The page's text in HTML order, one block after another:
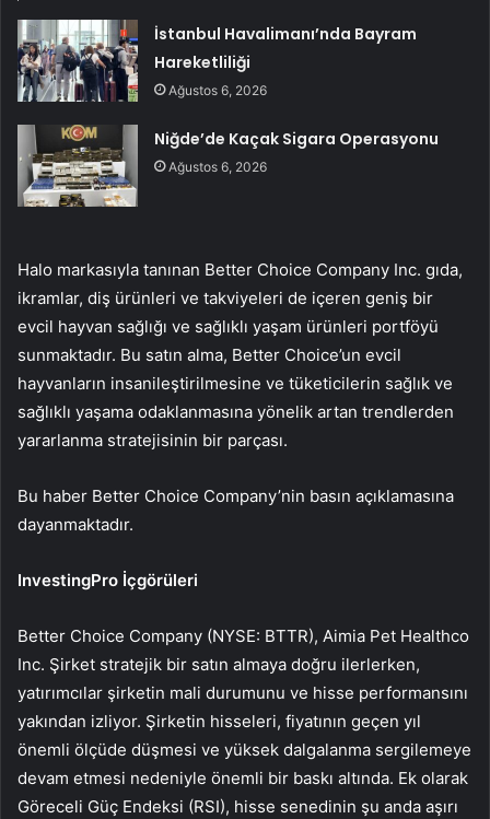
İstanbul Havalimanı’nda Bayram
Hareketliliği
Ağustos 6, 2026
Niğde’de Kaçak Sigara Operasyonu
Ağustos 6, 2026
Halo markasıyla tanınan Better Choice Company Inc. gıda,
ikramlar, diş ürünleri ve takviyeleri de içeren geniş bir
evcil hayvan sağlığı ve sağlıklı yaşam ürünleri portföyü
sunmaktadır. Bu satın alma, Better Choice’un evcil
hayvanların insanileştirilmesine ve tüketicilerin sağlık ve
sağlıklı yaşama odaklanmasına yönelik artan trendlerden
yararlanma stratejisinin bir parçası.
Bu haber Better Choice Company’nin basın açıklamasına
dayanmaktadır.
InvestingPro İçgörüleri
Better Choice Company (NYSE: BTTR), Aimia Pet Healthco
Inc. Şirket stratejik bir satın almaya doğru ilerlerken,
yatırımcılar şirketin mali durumunu ve hisse performansını
yakından izliyor. Şirketin hisseleri, fiyatının geçen yıl
önemli ölçüde düşmesi ve yüksek dalgalanma sergilemeye
devam etmesi nedeniyle önemli bir baskı altında. Ek olarak
Göreceli Güç Endeksi (RSI), hisse senedinin şu anda aşırı